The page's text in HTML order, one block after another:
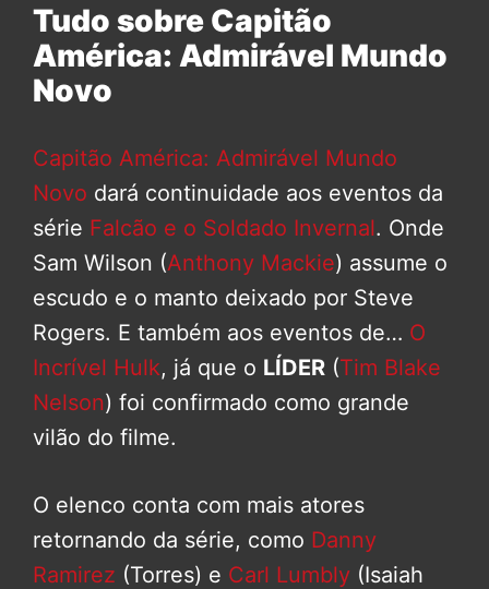
Tudo sobre Capitão
América: Admirável Mundo
Novo
Capitão América: Admirável Mundo
Novo dará continuidade aos eventos da
série Falcão e o Soldado Invernal. Onde
Sam Wilson (Anthony Mackie) assume o
escudo e o manto deixado por Steve
Rogers. E também aos eventos de… O
Incrível Hulk, já que o LÍDER (Tim Blake
Nelson) foi confirmado como grande
vilão do filme.
O elenco conta com mais atores
retornando da série, como Danny
Ramirez (Torres) e Carl Lumbly (Isaiah